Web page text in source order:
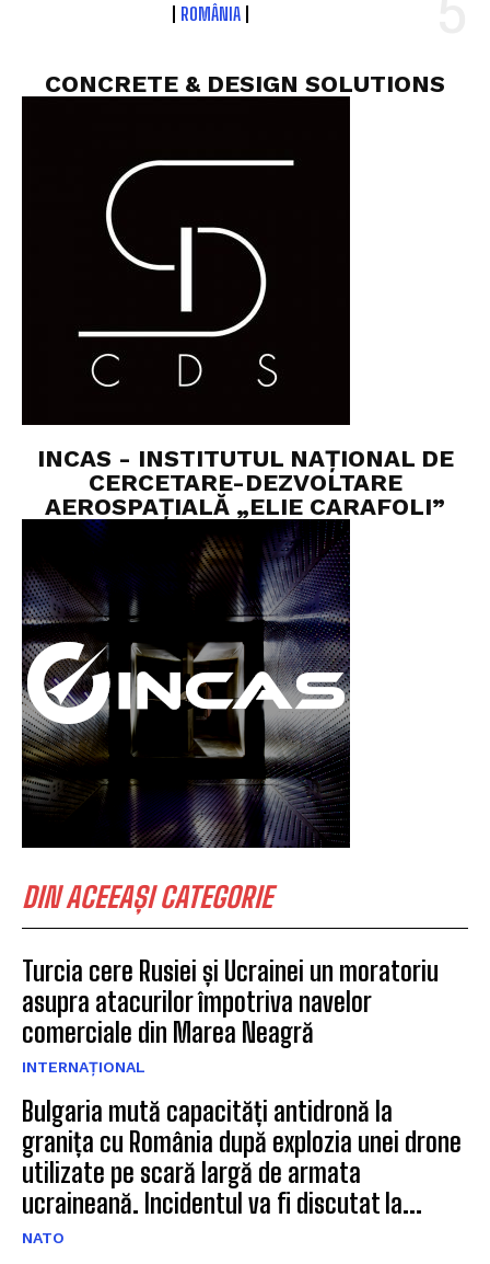
ROMÂNIA
CONCRETE & DESIGN SOLUTIONS
INCAS - INSTITUTUL NAȚIONAL DE
CERCETARE-DEZVOLTARE
AEROSPAȚIALĂ „ELIE CARAFOLI”
DIN ACEEAȘI CATEGORIE
Turcia cere Rusiei și Ucrainei un moratoriu
asupra atacurilor împotriva navelor
comerciale din Marea Neagră
INTERNAȚIONAL
Bulgaria mută capacități antidronă la
granița cu România după explozia unei drone
utilizate pe scară largă de armata
ucraineană. Incidentul va fi discutat la...
NATO